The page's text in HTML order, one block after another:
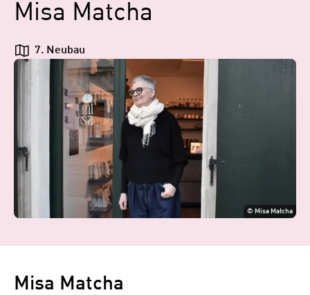
Misa Matcha
7. Neubau
© Misa Matcha
Misa Matcha